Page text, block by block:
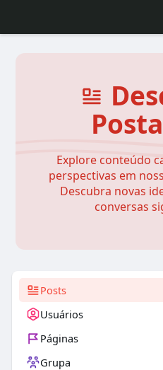
Explore conteúdo
perspectivas em
Descubra novas
conversas
Posts
Usuários
Páginas
Grupa